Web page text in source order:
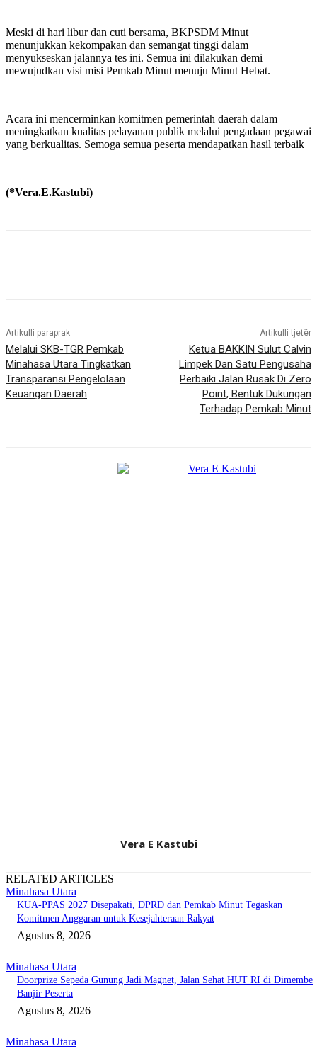
Meski di hari libur dan cuti bersama, BKPSDM Minut
menunjukkan kekompakan dan semangat tinggi dalam
menyukseskan jalannya tes ini. Semua ini dilakukan demi
mewujudkan visi misi Pemkab Minut menuju Minut Hebat.
Acara ini mencerminkan komitmen pemerintah daerah dalam
meningkatkan kualitas pelayanan publik melalui pengadaan pegawai
yang berkualitas. Semoga semua peserta mendapatkan hasil terbaik
(*Vera.E.Kastubi)
Artikulli paraprak
Melalui SKB-TGR Pemkab
Minahasa Utara Tingkatkan
Transparansi Pengelolaan
Keuangan Daerah
Artikulli tjetër
Ketua BAKKIN Sulut Calvin
Limpek Dan Satu Pengusaha
Perbaiki Jalan Rusak Di Zero
Point, Bentuk Dukungan
Terhadap Pemkab Minut
Vera E Kastubi
RELATED ARTICLES
Minahasa Utara
KUA-PPAS 2027 Disepakati, DPRD dan Pemkab Minut Tegaskan
Komitmen Anggaran untuk Kesejahteraan Rakyat
Agustus 8, 2026
Minahasa Utara
Doorprize Sepeda Gunung Jadi Magnet, Jalan Sehat HUT RI di Dimembe
Banjir Peserta
Agustus 8, 2026
Minahasa Utara